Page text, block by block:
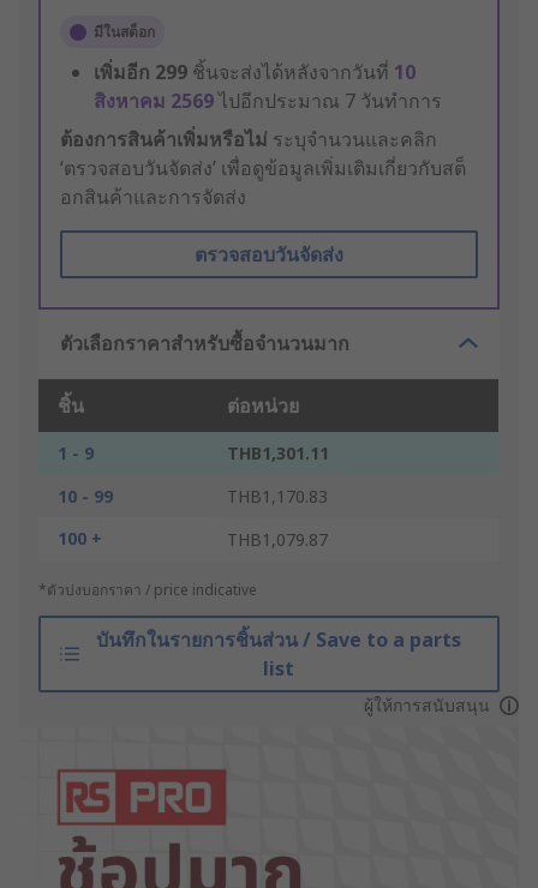
มีในสต็อก
เพิ่มอีก 299 ชิ้นจะส่งได้หลังจากวันที่ 10
สิงหาคม 2569ไปอีกประมาณ 7 วันทำการ
ต้องการสินค้าเพิ่มหรือไม่ ระบุจำนวนและคลิก
‘ตรวจสอบวันจัดส่ง’ เพื่อดูข้อมูลเพิ่มเติมเกี่ยวกับสต็
อกสินค้าและการจัดส่ง
ตรวจสอบวันจัดส่ง
ตัวเลือกราคาสำหรับซื้อจำนวนมาก
ชิ้น ต่อหน่วย
1 - 9
THB1,301.11
10 - 99
THB1,170.83
100 +
THB1,079.87
*ตัวบ่งบอกราคา / price indicative
บันทึกในรายการชิ้นส่วน / Save to a parts
list
ผู้ให้การสนับสนุน